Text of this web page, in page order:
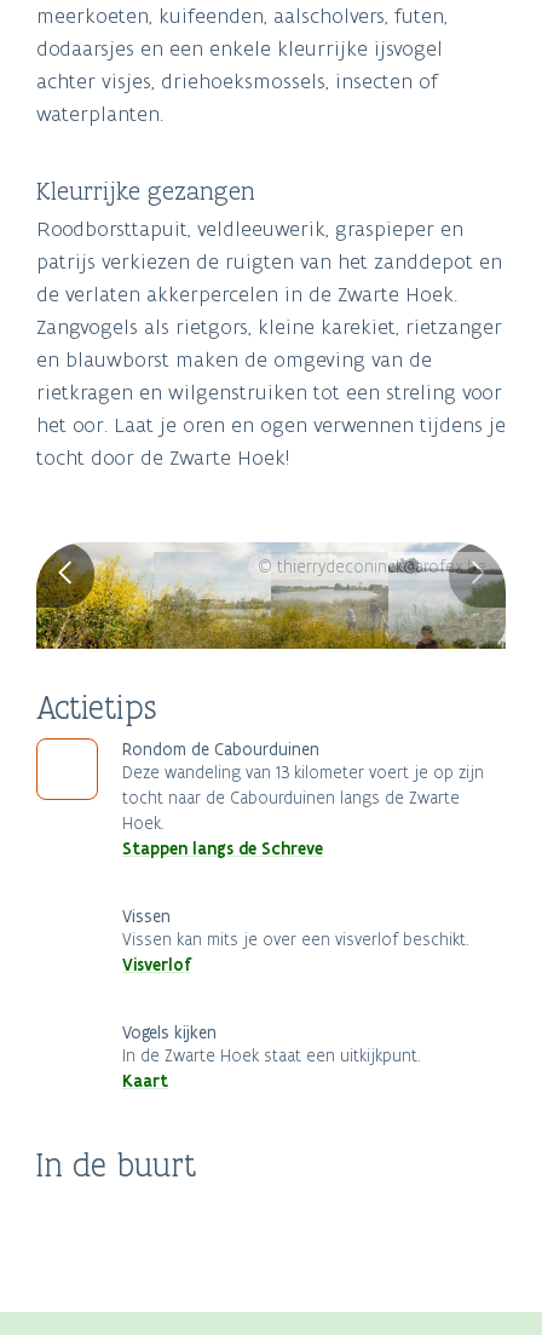
meerkoeten, kuifeenden, aalscholvers, futen,
dodaarsjes en een enkele kleurrijke ijsvogel
achter visjes, driehoeksmossels, insecten of
waterplanten.
Kleurrijke gezangen
Roodborsttapuit, veldleeuwerik, graspieper en
patrijs verkiezen de ruigten van het zanddepot en
de verlaten akkerpercelen in de Zwarte Hoek.
Zangvogels als rietgors, kleine karekiet, rietzanger
en blauwborst maken de omgeving van de
rietkragen en wilgenstruiken tot een streling voor
het oor. Laat je oren en ogen verwennen tijdens je
tocht door de Zwarte Hoek!
© thierrydeconinck@arofex.be
Actietips
Rondom de Cabourduinen
Deze wandeling van 13 kilometer voert je op zijn
tocht naar de Cabourduinen langs de Zwarte
Hoek.
Stappen langs de Schreve
Vissen
Vissen kan mits je over een visverlof beschikt.
Visverlof
Vogels kijken
In de Zwarte Hoek staat een uitkijkpunt.
Kaart
In de buurt
en 2/4 Lansiers
Le Camelus, kinder-
ontdekkingsboerderij,